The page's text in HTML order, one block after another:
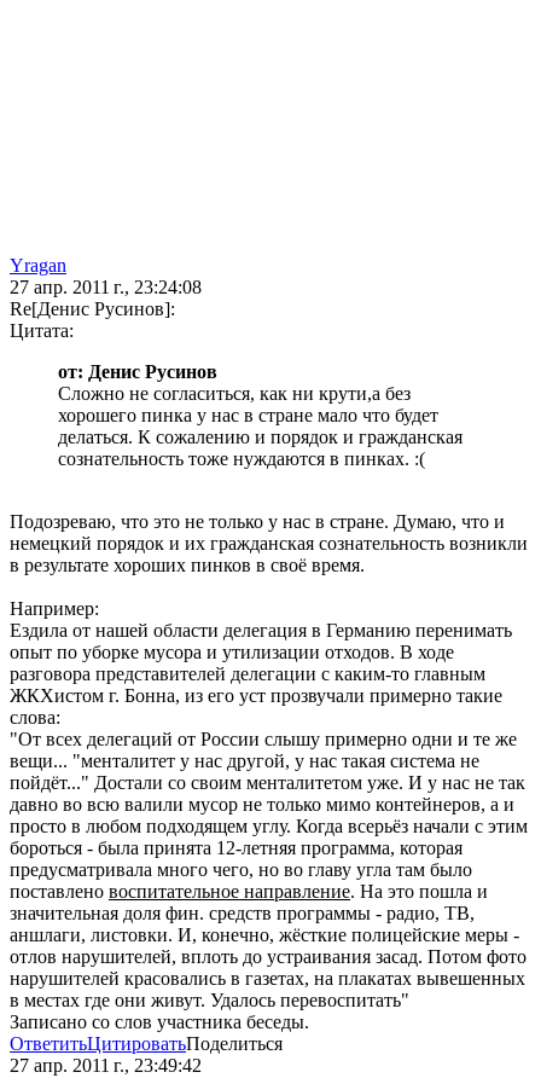
Yragan
27 апр. 2011 г., 23:24:08
Re[Денис Русинов]:
Цитата:
от: Денис Русинов
Сложно не согласиться, как ни крути,а без
хорошего пинка у нас в стране мало что будет
делаться. К сожалению и порядок и гражданская
сознательность тоже нуждаются в пинках. :(
Подозреваю, что это не только у нас в стране. Думаю, что и
немецкий порядок и их гражданская сознательность возникли
в результате хороших пинков в своё время.
Например:
Ездила от нашей области делегация в Германию перенимать
опыт по уборке мусора и утилизации отходов. В ходе
разговора представителей делегации с каким-то главным
ЖКХистом г. Бонна, из его уст прозвучали примерно такие
слова:
"От всех делегаций от России слышу примерно одни и те же
вещи... "менталитет у нас другой, у нас такая система не
пойдёт..." Достали со своим менталитетом уже. И у нас не так
давно во всю валили мусор не только мимо контейнеров, а и
просто в любом подходящем углу. Когда всерьёз начали с этим
бороться - была принята 12-летняя программа, которая
предусматривала много чего, но во главу угла там было
поставлено воспитательное направление. На это пошла и
значительная доля фин. средств программы - радио, ТВ,
аншлаги, листовки. И, конечно, жёсткие полицейские меры -
отлов нарушителей, вплоть до устраивания засад. Потом фото
нарушителей красовались в газетах, на плакатах вывешенных
в местах где они живут. Удалось перевоспитать"
Записано со слов участника беседы.
ОтветитьЦитироватьПоделиться
27 апр. 2011 г., 23:49:42